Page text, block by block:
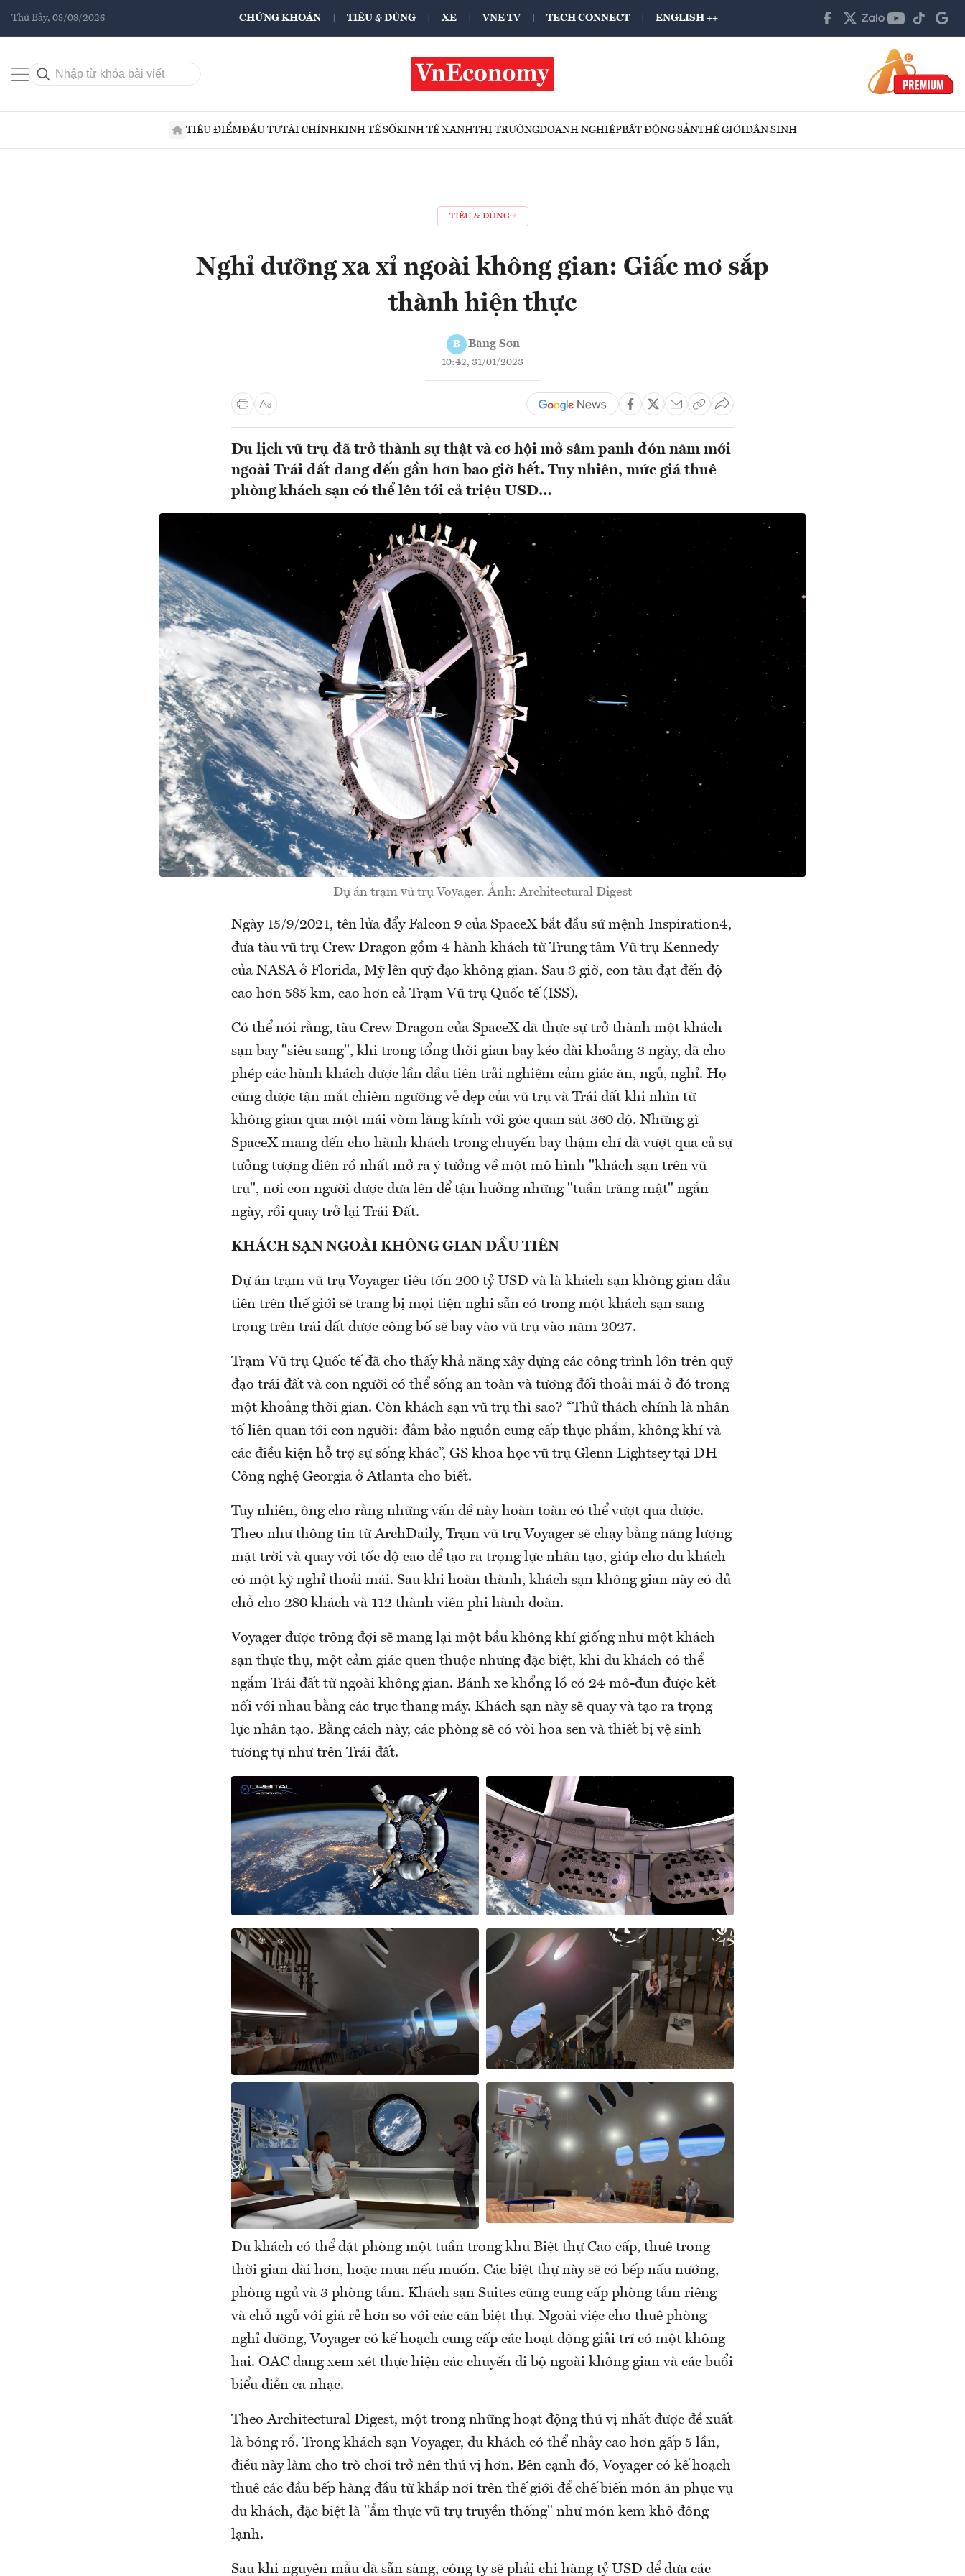
Thứ Bảy, 08/08/2026 CHỨNG KHOÁN TIÊU & DÙNG XE VNE TV TECH CONNECT ENGLISH ++
TIÊU ĐIỂMĐẦU TƯTÀI CHÍNHKINH TẾ SỐKINH TẾ XANHTHỊ TRƯỜNGDOANH NGHIỆPBẤT ĐỘNG SẢNTHẾ GIỚIDÂN SINH
TIÊU & DÙNG
Nghỉ dưỡng xa xỉ ngoài không gian: Giấc mơ sắp
thành hiện thực
B Băng Sơn
10:42, 31/01/2023
Du lịch vũ trụ đã trở thành sự thật và cơ hội mở sâm panh đón năm mới
ngoài Trái đất đang đến gần hơn bao giờ hết. Tuy nhiên, mức giá thuê
phòng khách sạn có thể lên tới cả triệu USD…
Dự án trạm vũ trụ Voyager. Ảnh: Architectural Digest
Ngày 15/9/2021, tên lửa đẩy Falcon 9 của SpaceX bắt đầu sứ mệnh Inspiration4,
đưa tàu vũ trụ Crew Dragon gồm 4 hành khách từ Trung tâm Vũ trụ Kennedy
của NASA ở Florida, Mỹ lên quỹ đạo không gian. Sau 3 giờ, con tàu đạt đến độ
cao hơn 585 km, cao hơn cả Trạm Vũ trụ Quốc tế (ISS).
Có thể nói rằng, tàu Crew Dragon của SpaceX đã thực sự trở thành một khách
sạn bay "siêu sang", khi trong tổng thời gian bay kéo dài khoảng 3 ngày, đã cho
phép các hành khách được lần đầu tiên trải nghiệm cảm giác ăn, ngủ, nghỉ. Họ
cũng được tận mắt chiêm ngưỡng vẻ đẹp của vũ trụ và Trái đất khi nhìn từ
không gian qua một mái vòm lăng kính với góc quan sát 360 độ. Những gì
SpaceX mang đến cho hành khách trong chuyến bay thậm chí đã vượt qua cả sự
tưởng tượng điên rồ nhất mở ra ý tưởng về một mô hình "khách sạn trên vũ
trụ", nơi con người được đưa lên để tận hưởng những "tuần trăng mật" ngắn
ngày, rồi quay trở lại Trái Đất.
KHÁCH SẠN NGOÀI KHÔNG GIAN ĐẦU TIÊN
Dự án trạm vũ trụ Voyager tiêu tốn 200 tỷ USD và là khách sạn không gian đầu
tiên trên thế giới sẽ trang bị mọi tiện nghi sẵn có trong một khách sạn sang
trọng trên trái đất được công bố sẽ bay vào vũ trụ vào năm 2027.
Trạm Vũ trụ Quốc tế đã cho thấy khả năng xây dựng các công trình lớn trên quỹ
đạo trái đất và con người có thể sống an toàn và tương đối thoải mái ở đó trong
một khoảng thời gian. Còn khách sạn vũ trụ thì sao? “Thử thách chính là nhân
tố liên quan tới con người: đảm bảo nguồn cung cấp thực phẩm, không khí và
các điều kiện hỗ trợ sự sống khác”, GS khoa học vũ trụ Glenn Lightsey tại ĐH
Công nghệ Georgia ở Atlanta cho biết.
Tuy nhiên, ông cho rằng những vấn đề này hoàn toàn có thể vượt qua được.
Theo như thông tin từ ArchDaily, Trạm vũ trụ Voyager sẽ chạy bằng năng lượng
mặt trời và quay với tốc độ cao để tạo ra trọng lực nhân tạo, giúp cho du khách
có một kỳ nghỉ thoải mái. Sau khi hoàn thành, khách sạn không gian này có đủ
chỗ cho 280 khách và 112 thành viên phi hành đoàn.
Voyager được trông đợi sẽ mang lại một bầu không khí giống như một khách
sạn thực thụ, một cảm giác quen thuộc nhưng đặc biệt, khi du khách có thể
ngắm Trái đất từ ngoài không gian. Bánh xe khổng lồ có 24 mô-đun được kết
nối với nhau bằng các trục thang máy. Khách sạn này sẽ quay và tạo ra trọng
lực nhân tạo. Bằng cách này, các phòng sẽ có vòi hoa sen và thiết bị vệ sinh
tương tự như trên Trái đất.
Du khách có thể đặt phòng một tuần trong khu Biệt thự Cao cấp, thuê trong
thời gian dài hơn, hoặc mua nếu muốn. Các biệt thự này sẽ có bếp nấu nướng,
phòng ngủ và 3 phòng tắm. Khách sạn Suites cũng cung cấp phòng tắm riêng
và chỗ ngủ với giá rẻ hơn so với các căn biệt thự. Ngoài việc cho thuê phòng
nghỉ dưỡng, Voyager có kế hoạch cung cấp các hoạt động giải trí có một không
hai. OAC đang xem xét thực hiện các chuyến đi bộ ngoài không gian và các buổi
biểu diễn ca nhạc.
Theo Architectural Digest, một trong những hoạt động thú vị nhất được đề xuất
là bóng rổ. Trong khách sạn Voyager, du khách có thể nhảy cao hơn gấp 5 lần,
điều này làm cho trò chơi trở nên thú vị hơn. Bên cạnh đó, Voyager có kế hoạch
thuê các đầu bếp hàng đầu từ khắp nơi trên thế giới để chế biến món ăn phục vụ
du khách, đặc biệt là "ẩm thực vũ trụ truyền thống" như món kem khô đông
lạnh.
Sau khi nguyên mẫu đã sẵn sàng, công ty sẽ phải chi hàng tỷ USD để đưa các